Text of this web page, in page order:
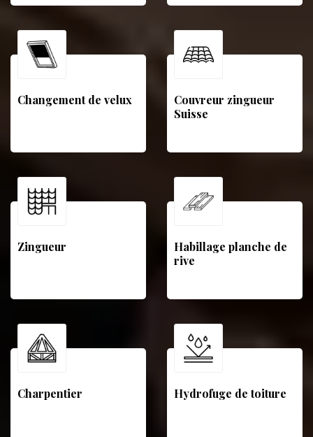
Changement de velux
Couvreur zingueur
Suisse
Zingueur
Habillage planche de
rive
Charpentier Hydrofuge de toiture